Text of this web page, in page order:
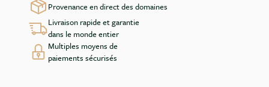
Provenance en direct des domaines
Livraison rapide et garantie
dans le monde entier
Multiples moyens de
paiements sécurisés